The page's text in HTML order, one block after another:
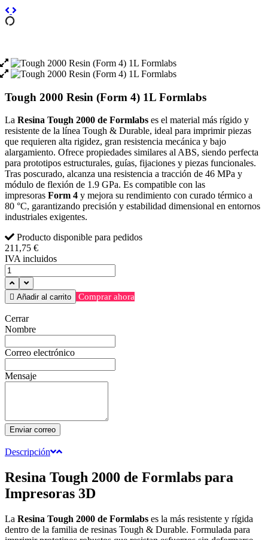
Tough 2000 Resin (Form 4) 1L Formlabs
La Resina Tough 2000 de Formlabs es el material más rígido y
resistente de la línea Tough & Durable, ideal para imprimir piezas
que requieren alta rigidez, gran resistencia mecánica y bajo
alargamiento. Ofrece propiedades similares al ABS, siendo perfecta
para prototipos estructurales, guías, fijaciones y piezas funcionales.
Tras poscurado, alcanza una resistencia a tracción de 46 MPa y
módulo de flexión de 1.9 GPa. Es compatible con las
impresoras Form 4 y mejora su rendimiento con curado térmico a
80 °C, garantizando precisión y estabilidad dimensional en entornos
industriales exigentes.
Producto disponible para pedidos
211,75 €
IVA incluidos
 Añadir al carrito Comprar ahora
Cerrar
Nombre
Correo electrónico
Mensaje
Enviar correo
Descripción
Resina Tough 2000 de Formlabs para
Impresoras 3D
La Resina Tough 2000 de Formlabs es la más resistente y rígida
dentro de la familia de resinas Tough & Durable. Formulada para